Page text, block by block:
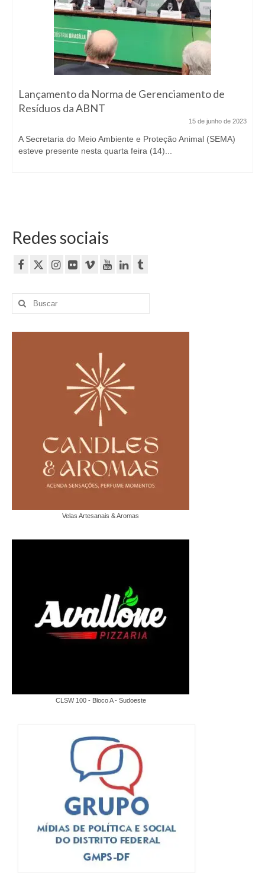
Lançamento da Norma de Gerenciamento de
Resíduos da ABNT
15 de junho de 2023
A Secretaria do Meio Ambiente e Proteção Animal (SEMA)
esteve presente nesta quarta feira (14)...
Redes sociais
Buscar
por:
Velas Artesanais & Aromas
CLSW 100 - Bloco A - Sudoeste